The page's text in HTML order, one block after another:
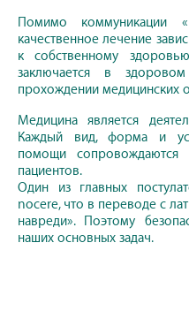
Помимо коммуникации
качественное лечение
к собственному
заключается в
прохождении медицинских
Медицина является
Каждый вид, форма и
помощи сопровождаются
пациентов.
Один из главных
nocere, что в переводе с
навреди». Поэтому
наших основных задач.